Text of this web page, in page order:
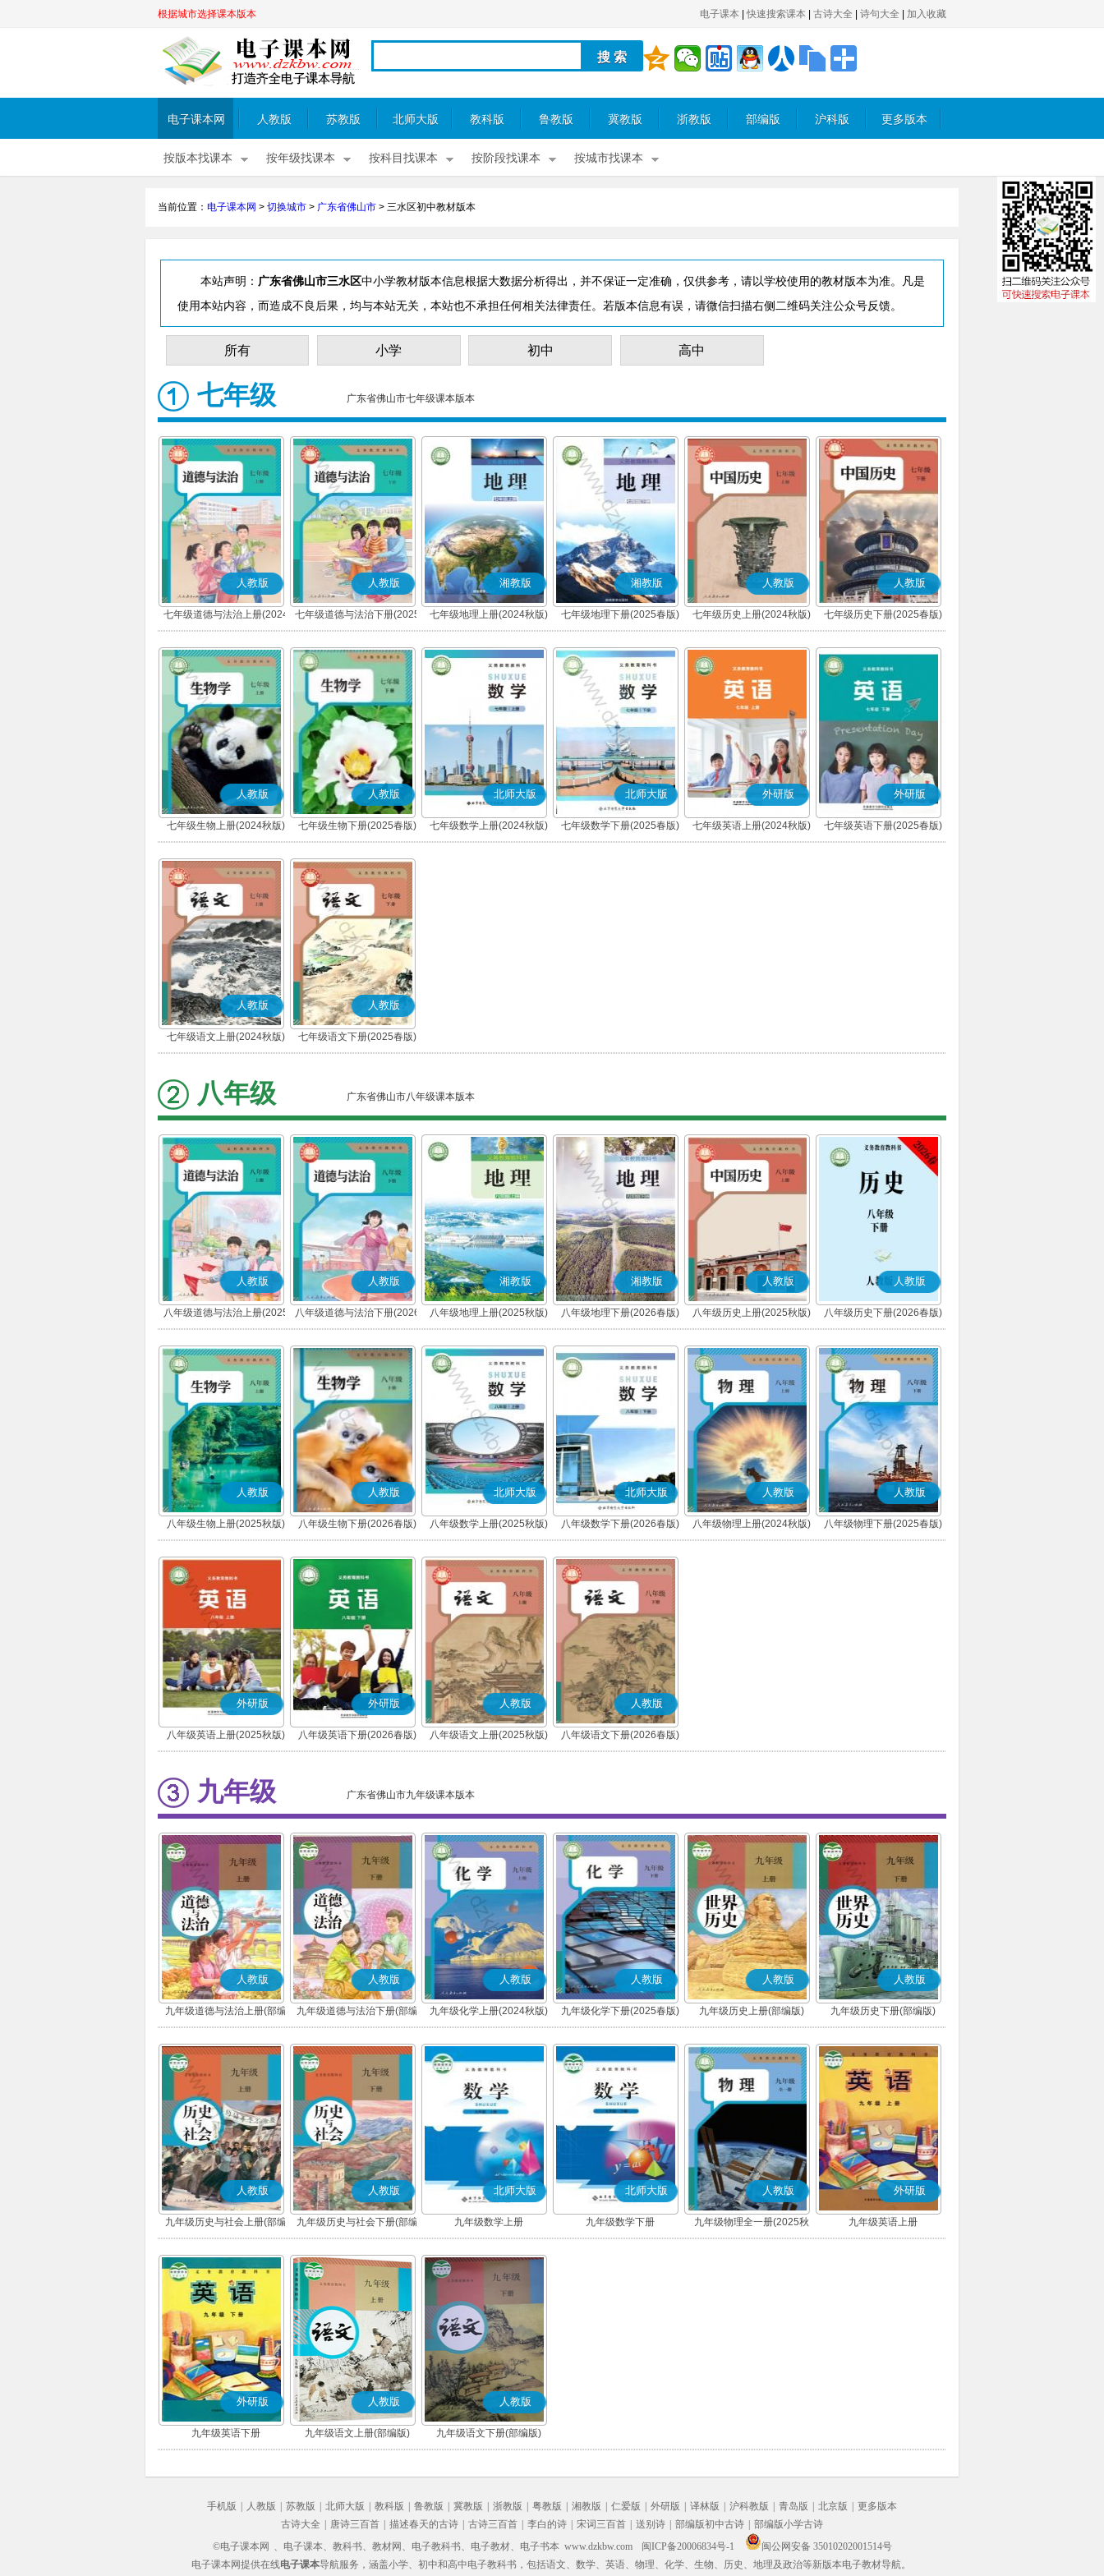
根据城市选择课本版本 电子课本 快速搜索课本 古诗大全 诗句大全 加入收藏
电子课本网 人教版 苏教版 北师大版 教科版 鲁教版 冀教版 浙教版 部编版 沪科版 更多版本
按版本找课本 按年级找课本 按科目找课本 按阶段找课本 按城市找课本
当前位置： 电子课本网 > 切换城市 > 广东省佛山市 > 三水区初中教材版本
本站声明： 广东省佛山市三水区中小学教材版本信息根据大数据分析得出，并不保证一定准确，仅供参考，请以学校使用的教材版本为准。凡是
使用本站内容，而造成不良后果，均与本站无关，本站也不承担任何相关法律责任。若版本信息有误，请微信扫描右侧二维码关注公众号反馈。
所有 小学 初中 高中
七年级 广东省佛山市七年级课本版本
人教版
七年级道德与法治上册(2024
秋版)(部编版)
人教版
七年级道德与法治下册(2025
春版)(部编版)
湘教版
七年级地理上册(2024秋版)
湘教版
七年级地理下册(2025春版)
人教版
七年级历史上册(2024秋版)
(部编版)
人教版
七年级历史下册(2025春版)
(部编版)
人教版
七年级生物上册(2024秋版)
人教版
七年级生物下册(2025春版)
北师大版
七年级数学上册(2024秋版)
北师大版
七年级数学下册(2025春版)
外研版
七年级英语上册(2024秋版)
外研版
七年级英语下册(2025春版)
人教版
七年级语文上册(2024秋版)
(部编版)
人教版
七年级语文下册(2025春版)
(部编版)
八年级 广东省佛山市八年级课本版本
人教版
八年级道德与法治上册(2025
秋版)(部编版)
人教版
八年级道德与法治下册(2026
春版)(部编版)
湘教版
八年级地理上册(2025秋版)
湘教版
八年级地理下册(2026春版)
人教版
八年级历史上册(2025秋版)
(部编版)
人教版
八年级历史下册(2026春版)
(部编版)
人教版
八年级生物上册(2025秋版)
人教版
八年级生物下册(2026春版)
北师大版
八年级数学上册(2025秋版)
北师大版
八年级数学下册(2026春版)
人教版
八年级物理上册(2024秋版)
人教版
八年级物理下册(2025春版)
外研版
八年级英语上册(2025秋版)
外研版
八年级英语下册(2026春版)
人教版
八年级语文上册(2025秋版)
(部编版)
人教版
八年级语文下册(2026春版)
(部编版)
九年级 广东省佛山市九年级课本版本
人教版
九年级道德与法治上册(部编
版)
人教版
九年级道德与法治下册(部编
版)
人教版
九年级化学上册(2024秋版)
人教版
九年级化学下册(2025春版)
人教版
九年级历史上册(部编版)
人教版
九年级历史下册(部编版)
人教版
九年级历史与社会上册(部编
版)
人教版
九年级历史与社会下册(部编
版)
北师大版
九年级数学上册
北师大版
九年级数学下册
人教版
九年级物理全一册(2025秋
版)
外研版
九年级英语上册
外研版
九年级英语下册
人教版
九年级语文上册(部编版)
人教版
九年级语文下册(部编版)
手机版 人教版 苏教版 北师大版 教科版 鲁教版 冀教版 浙教版 粤教版 湘教版 仁爱版 外研版 译林版 沪科教版 青岛版 北京版
更多版本
古诗大全
唐诗三百首 描述春天的古诗 古诗三百首 李白的诗 宋词三百首 送别诗 部编版初中古诗
部编版小学古诗
©电子课本网 、电子课本、教科书、教材网、电子教科书、电子教材、电子书本 www.dzkbw.com 闽ICP备20006834号-1
闽公网安备 35010202001514号
电子课本网提供在线电子课本导航服务，涵盖小学、初中和高中电子教科书，包括语文、数学、英语、物理、化学、生物、历史、地理及政治等新版本电子教材导航。